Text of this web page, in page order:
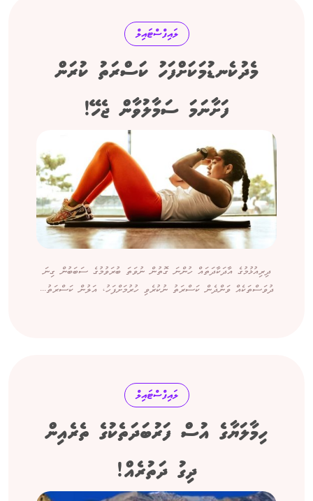
ލައިފްސްޓައިލް
މެދުކެނޑުމަކަށްފަހު ކަސްރަތު ކުރަން
ފަށާނަމަ ސަމާލުވާން ޖެހޭ!
ދިރިއުޅުމުގެ އާދަކާދަތައް ހުންނަ ގޮތުން ނުވަތަ ބުރަވުމުގެ ސަބަބުން ގިނަ
ދުވަސްތަކެއް ވަންދެން ކަސްރަތު ނުކުރެވި ހުރުމަށްފަހު، އަލުން ކަސްރަތު...
ލައިފްސްޓައިލް
ހިމާލަޔާގެ އުސް ފަރުބަދަތެކުގެ ތެރެއިން
ދިގު ދަތުރެއް!